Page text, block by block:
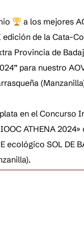
a los mejores
edición de la Cata-
Provincia de
para nuestro
en el Concurso
ATHENA
ecológico SOL DE